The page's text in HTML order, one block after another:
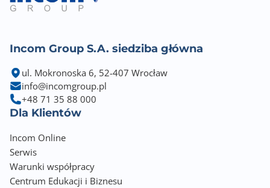
Incom Group S.A. siedziba główna
ul. Mokronoska 6, 52-407 Wrocław
info@incomgroup.pl
+48 71 35 88 000
Dla Klientów
Incom Online
Serwis
Warunki współpracy
Centrum Edukacji i Biznesu